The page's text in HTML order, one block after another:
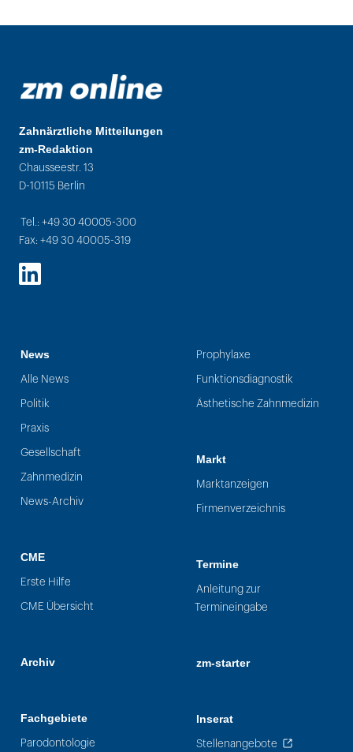
Zahnärztliche Mitteilungen
zm-Redaktion
Chausseestr. 13
D-10115 Berlin
Tel.: +49 30 40005-300
Fax: +49 30 40005-319
LinkedIn
News
Alle News
Politik
Praxis
Gesellschaft
Zahnmedizin
News-Archiv
CME
Erste Hilfe
CME Übersicht
Archiv
Fachgebiete
Parodontologie
Prophylaxe
Funktionsdiagnostik
Ästhetische Zahnmedizin
Markt
Marktanzeigen
Firmenverzeichnis
Termine
Anleitung zur
Termineingabe
zm-starter
Inserat
Stellenangebote